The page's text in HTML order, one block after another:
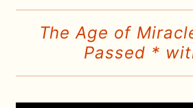
The Age of
Passed *